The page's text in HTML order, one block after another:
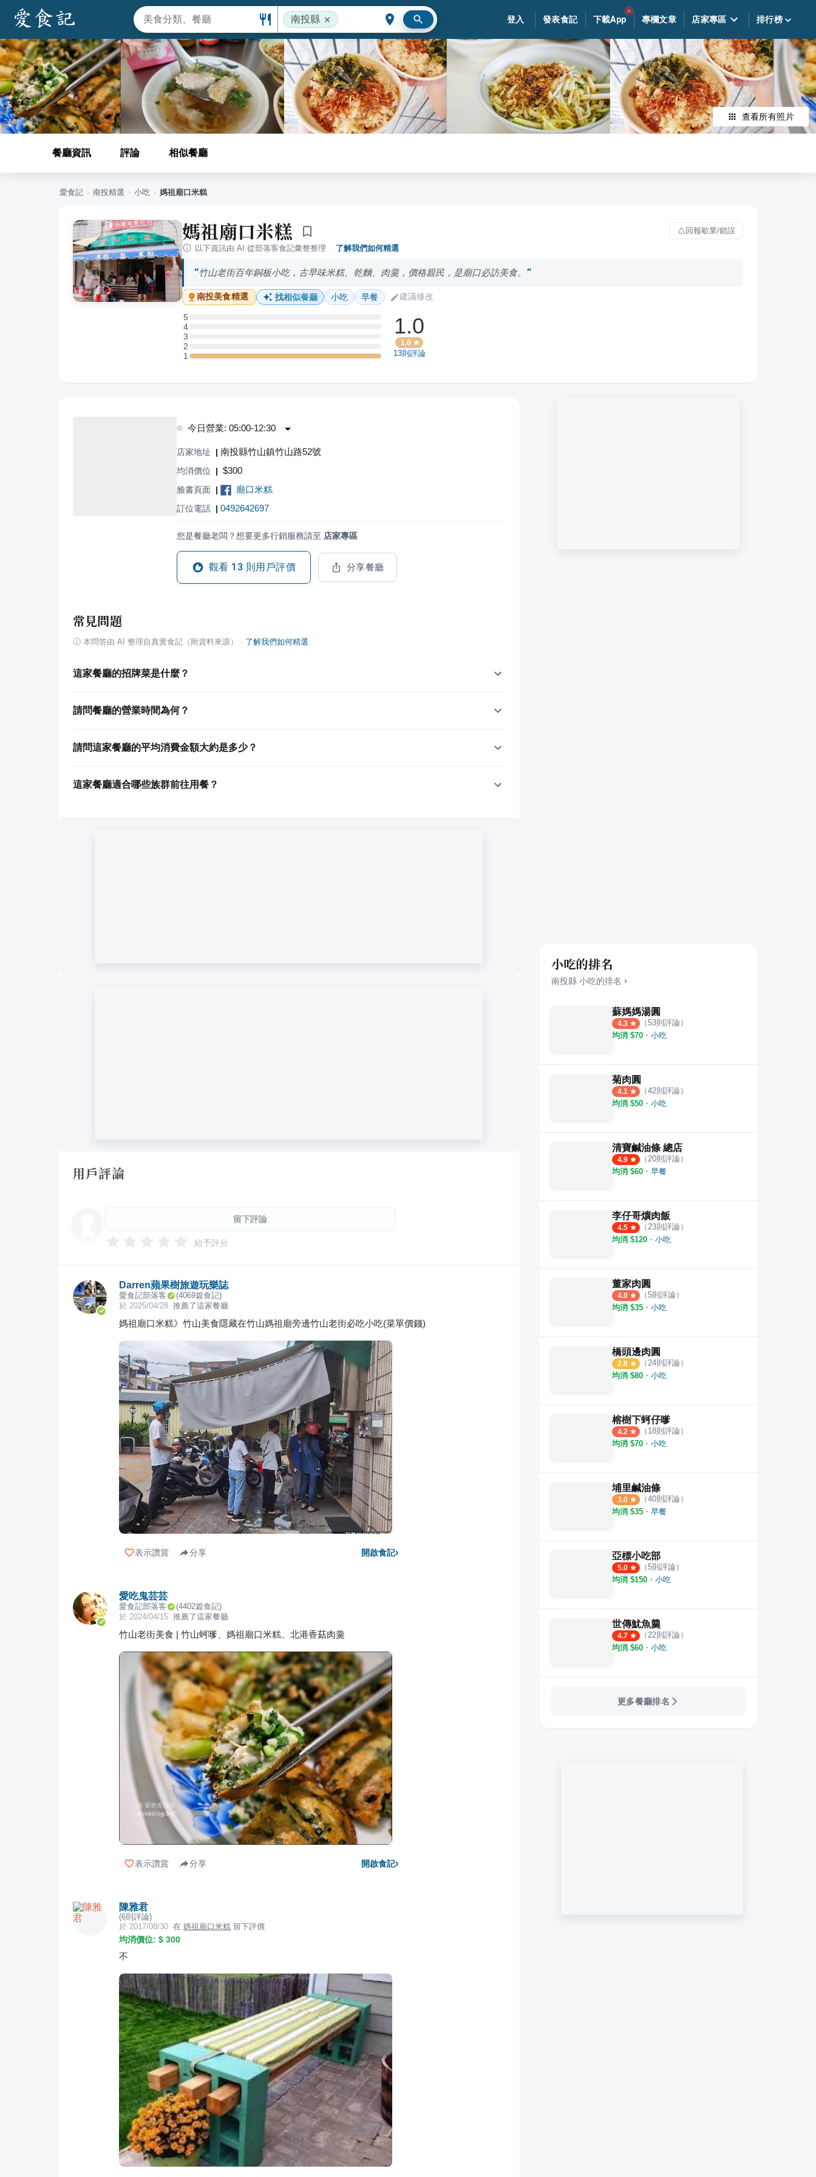
南投縣 登入 發表食記 下載App 專欄文章 店家專區 排行榜
查看所有照片
餐廳資訊 評論 相似餐廳
愛食記 › 南投精選 › 小吃 › 媽祖廟口米糕
媽祖廟口米糕
回報歇業/錯誤
以下資訊由 AI 從部落客食記彙整整理 · 了解我們如何精選
竹山老街百年銅板小吃，古早味米糕、乾麵、肉羹，價格親民，是廟口必訪美食。
南投美食精選 找相似餐廳 小吃 早餐 建議修改
5
5 星：0 則評論
4
4 星：0 則評論
3
3 星：0 則評論
2
2 星：0 則評論
11 星：1 則評論
1.0
1.0
13則評論
今日營業: 05:00-12:30
店家地址 | 南投縣竹山鎮竹山路52號
均消價位 | $300
臉書頁面 | 廟口米糕
訂位電話 | 0492642697
您是餐廳老闆？想要更多行銷服務請至 店家專區
觀看 13 則用戶評價 分享餐廳
常見問題
ⓘ 本問答由 AI 整理自真實食記（附資料來源） · 了解我們如何精選
這家餐廳的招牌菜是什麼？
請問餐廳的營業時間為何？
請問這家餐廳的平均消費金額大約是多少？
這家餐廳適合哪些族群前往用餐？
用戶評論
留下評論
給予評分
Darren蘋果樹旅遊玩樂誌
愛食記部落客 (4069篇食記)
於 2025/04/28 推薦了這家餐廳
媽祖廟口米糕》竹山美食隱藏在竹山媽祖廟旁邊竹山老街必吃小吃(菜單價錢)
表示讚賞 分享 開啟食記›
愛吃鬼芸芸
愛食記部落客 (4402篇食記)
於 2024/04/15 推薦了這家餐廳
竹山老街美食 | 竹山蚵嗲、媽祖廟口米糕、北港香菇肉羹
表示讚賞 分享 開啟食記›
陳雅君
(6則評論)
於 2017/08/30 在 媽祖廟口米糕 留下評價
均消價位: $ 300
不
小吃的排名
南投縣 小吃的排名 ›
蘇媽媽湯圓
4.3 （53則評論）
均消 $70 ・ 小吃
菊肉圓
4.1 （42則評論）
均消 $50 ・ 小吃
清寶鹹油條 總店
4.9 （20則評論）
均消 $60 ・ 早餐
李仔哥爌肉飯
4.5 （23則評論）
均消 $120 ・ 小吃
董家肉圓
4.0 （5則評論）
均消 $35 ・ 小吃
橋頭邊肉圓
2.8 （24則評論）
均消 $80 ・ 小吃
榕樹下蚵仔嗲
4.2 （ 18則評論）
均消 $70 ・ 小吃
埔里鹹油條
3.0 （40則評論）
均消 $35 ・ 早餐
亞標小吃部
5.0 （5則評論）
均消 $150 ・ 小吃
世傳魷魚羹
4.7 （22則評論）
均消 $60 ・ 小吃
更多餐廳排名